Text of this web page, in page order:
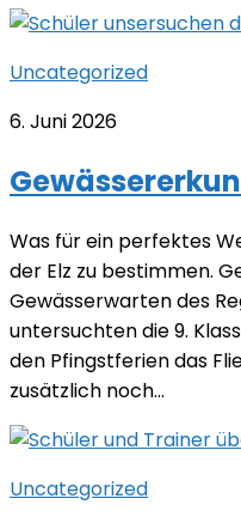
Uncategorized
6. Juni 2026
Was für ein perfektes
der Elz zu bestimmen.
Gewässerwarten des
untersuchten die 9.
den Pfingstferien das
zusätzlich noch...
Uncategorized